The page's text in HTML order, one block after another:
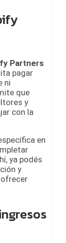
Partners
pagar
ni
que
y
con la
en
ya podés
y